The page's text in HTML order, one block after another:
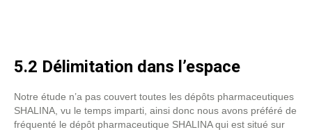
5.2 Délimitation dans l’espace
Notre étude n’a pas couvert toutes les dépôts pharmaceutiques
SHALINA, vu le temps imparti, ainsi donc nous avons préféré de
fréquenté le dépôt pharmaceutique SHALINA qui est situé sur